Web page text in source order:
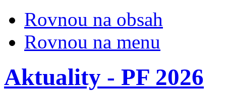
Rovnou na obsah
Rovnou na menu
Aktuality - PF 2026